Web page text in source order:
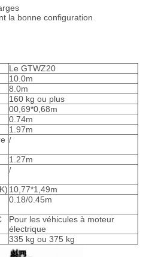
la bonne configuration
Le GTWZ20
10.0m
8.0m
160 kg ou plus
00,69*0,68m
0.74m
1.97m
/
1.27m
/
10,77*1,49m
0.18/0.45m
Pour les véhicules à moteur
électrique
335 kg ou 375 kg